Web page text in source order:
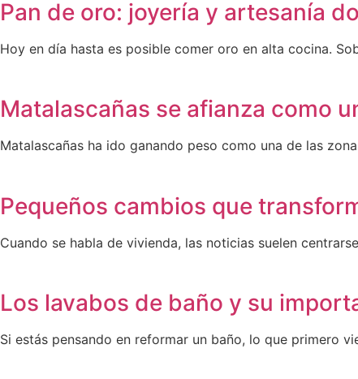
Pan de oro: joyería y artesanía
Hoy en día hasta es posible comer oro en alta cocina.
Matalascañas se afianza como
Matalascañas ha ido ganando peso como una de las
Pequeños cambios que
Cuando se habla de vivienda, las noticias suelen
Los lavabos de baño y su
Si estás pensando en reformar un baño, lo que primero